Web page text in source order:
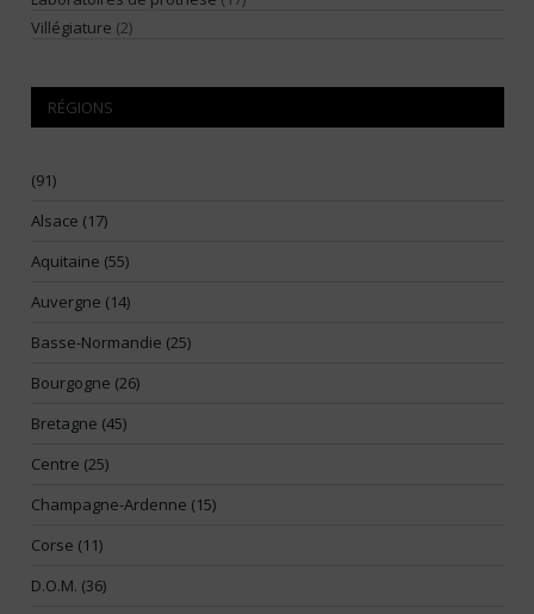
Villégiature (2)
RÉGIONS
(91)
Alsace (17)
Aquitaine (55)
Auvergne (14)
Basse-Normandie (25)
Bourgogne (26)
Bretagne (45)
Centre (25)
Champagne-Ardenne (15)
Corse (11)
D.O.M. (36)